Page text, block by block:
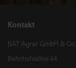
Kontakt
BAT Agrar GmbH &
Bahnhofsallee 44